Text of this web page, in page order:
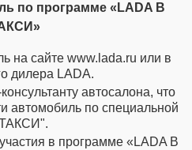
по программе «LADA В
на сайте www.lada.ru или в
дилера LADA.
автосалона, что
автомобиль по специальной
в программе «LADA В